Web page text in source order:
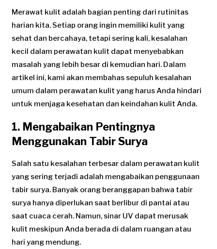
Merawat kulit adalah bagian penting dari rutinitas
harian kita. Setiap orang ingin memiliki kulit yang
sehat dan bercahaya, tetapi sering kali, kesalahan
kecil dalam perawatan kulit dapat menyebabkan
masalah yang lebih besar di kemudian hari. Dalam
artikel ini, kami akan membahas sepuluh kesalahan
umum dalam perawatan kulit yang harus Anda hindari
untuk menjaga kesehatan dan keindahan kulit Anda.
1. Mengabaikan Pentingnya
Menggunakan Tabir Surya
Salah satu kesalahan terbesar dalam perawatan kulit
yang sering terjadi adalah mengabaikan penggunaan
tabir surya. Banyak orang beranggapan bahwa tabir
surya hanya diperlukan saat berlibur di pantai atau
saat cuaca cerah. Namun, sinar UV dapat merusak
kulit meskipun Anda berada di dalam ruangan atau
hari yang mendung.